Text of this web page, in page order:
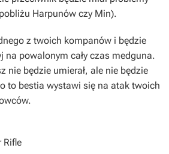
Harpunów czy Min).
z twoich kompanów i będzie
na powalonym cały czas medguna.
nie będzie umierał, ale nie będzie
to bestia wystawi się na atak twoich
Rifle